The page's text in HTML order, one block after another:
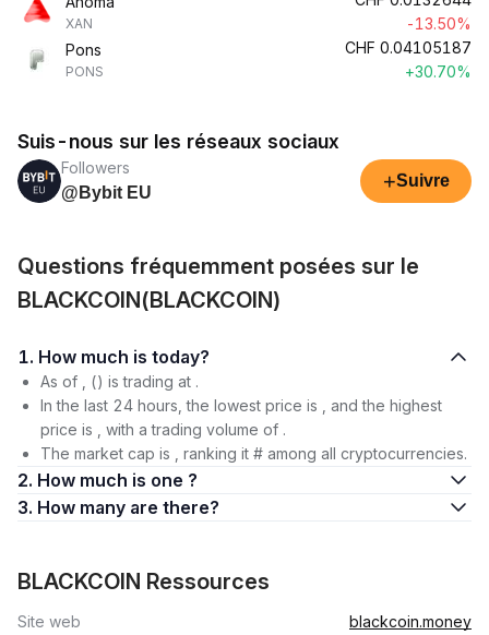
XAN
-13.50%
Pons
PONS
CHF 0.04105187
+30.70%
Suis-nous sur les réseaux sociaux
Followers
@Bybit EU
+Suivre
Questions fréquemment posées sur le
BLACKCOIN(BLACKCOIN)
1. How much is today?
As of , () is trading at .
In the last 24 hours, the lowest price is , and the highest
price is , with a trading volume of .
The market cap is , ranking it # among all cryptocurrencies.
2. How much is one ?
3. How many are there?
BLACKCOIN Ressources
Site web
blackcoin.money